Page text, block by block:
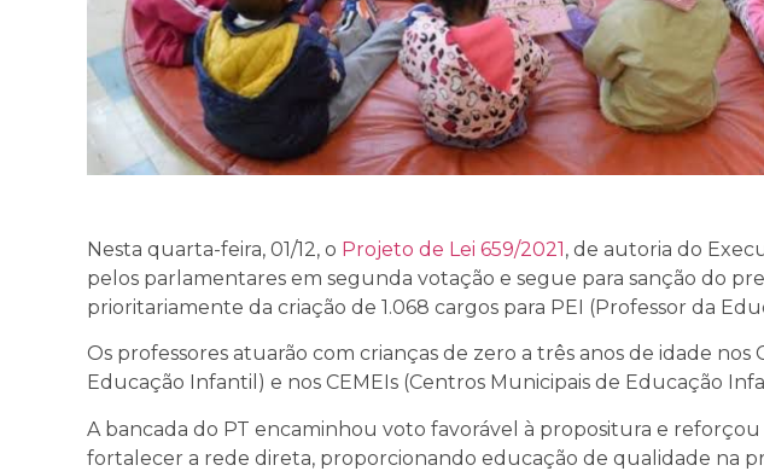
Nesta quarta-feira, 01/12, o Projeto de Lei 659/2021, de autoria do
pelos parlamentares em segunda votação e segue para sanção do
prioritariamente da criação de 1.068 cargos para PEI (Professor da
Os professores atuarão com crianças de zero a três anos de idade nos
Educação Infantil) e nos CEMEIs (Centros Municipais de Educação
A bancada do PT encaminhou voto favorável à propositura e reforçou
fortalecer a rede direta, proporcionando educação de qualidade na